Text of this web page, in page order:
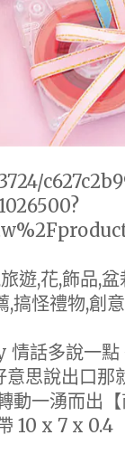
遊,花,飾品,
搞怪禮物,創
話多說一點
意思說出口
動一湧而出
10 x 7 x 0.4